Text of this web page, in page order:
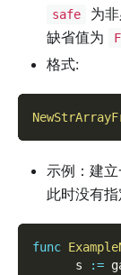
safe
为
缺省值为
格式:
示例：建立
此时没有指
func
      s
:=